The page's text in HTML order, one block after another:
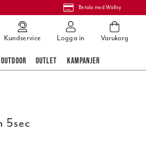
Betala med Walley
Kundservice Logga in Varukorg
OUTDOOR OUTLET KAMPANJER
5sec